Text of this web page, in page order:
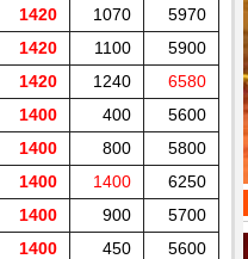
1420 1070
5970
1420 1100
5900
1420 1240
6580
1400 400
5600
1400 800
5800
1400 1400
6250
1400 900
5700
1400 450
5600